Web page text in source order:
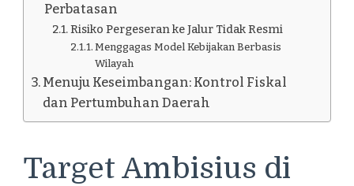
Perbatasan
Risiko Pergeseran ke Jalur Tidak Resmi
Menggagas Model Kebijakan Berbasis
Wilayah
Menuju Keseimbangan: Kontrol Fiskal
dan Pertumbuhan Daerah
Target Ambisius di